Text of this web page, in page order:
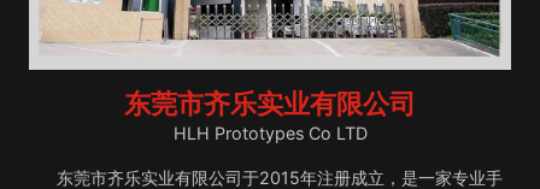
东莞市齐乐实业有限公司
HLH Prototypes Co LTD
东莞市齐乐实业有限公司于2015年注册成立，是一家专业手